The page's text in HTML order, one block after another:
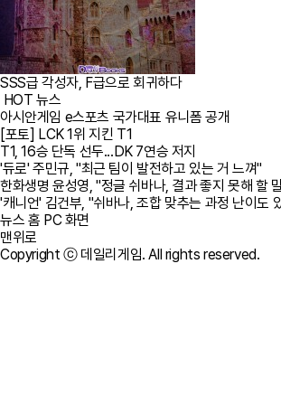
SSS급 각성자, F급으로 회귀하다
HOT 뉴스
아시안게임 e스포츠 국가대표 유니폼 공개
[포토] LCK 1위 지킨 T1
T1, 16승 단독 선두...DK 7연승 저지
'듀로' 주민규, "최근 팀이 발전하고 있는 거 느껴"
한화생명 윤성영, "정글 쉬바나, 결과 좋지 못해 할
'캐니언' 김건부, "쉬바나, 조합 맞추는 과정 난이도
뉴스 홈 PC 화면
맨위로
Copyright ⓒ 데일리게임. All rights reserved.